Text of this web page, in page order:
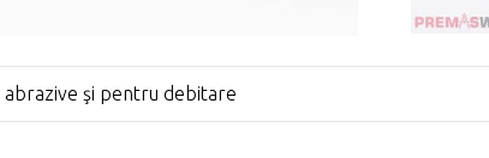
abrazive şi pentru debitare